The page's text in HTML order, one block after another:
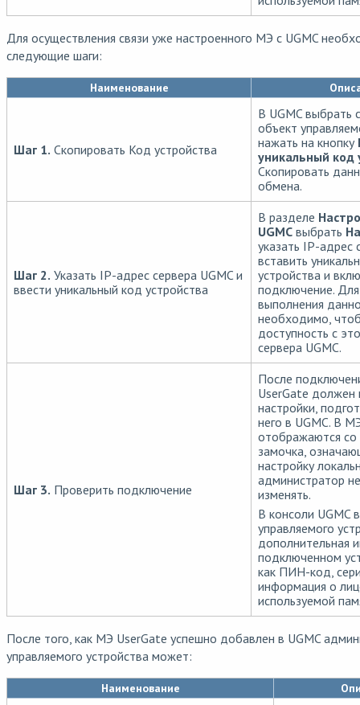
Для осуществления связи уже настроенного МЭ с UGMC
следующие шаги:
Наименование
Шаг 1. Скопировать Код устройства
В UGMC выбрать
объект
нажать на кнопку
уникальный код
Скопировать
обмена.
Шаг 2. Указать IP-адрес сервера UGMC и
ввести уникальный код устройства
В разделе
UGMC выбрать
указать IP-адрес
вставить
устройства и
подключение.
выполнения
необходимо,
доступность с
сервера UGMC.
Шаг 3. Проверить подключение
После
UserGate должен
настройки,
него в UGMC. В
отображаются со
замочка,
настройку
администратор
изменять.
В консоли UGMC
управляемого
дополнительная
подключенном
как ПИН-код,
информация о
используемой
После того, как МЭ UserGate успешно добавлен в UGMC
управляемого устройства может:
Наименование